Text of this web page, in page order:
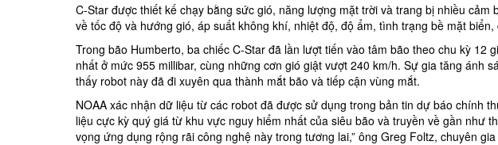
C-Star được thiết kế chạy bằng sức gió, năng lượng mặt trời và trang bị nhiều
về tốc độ và hướng gió, áp suất không khí, nhiệt độ, độ ẩm, tình trạng bề mặt
Trong bão Humberto, ba chiếc C-Star đã lần lượt tiến vào tâm bão theo chu kỳ 12
nhất ở mức 955 millibar, cùng những cơn gió giật vượt 240 km/h. Sự gia tăng ánh
thấy robot này đã đi xuyên qua thành mắt bão và tiếp cận vùng mắt.
NOAA xác nhận dữ liệu từ các robot đã được sử dụng trong bản tin dự báo chính
liệu cực kỳ quý giá từ khu vực nguy hiểm nhất của siêu bão và truyền về gần như
vọng ứng dụng rộng rãi công nghệ này trong tương lai,” ông Greg Foltz, chuyên